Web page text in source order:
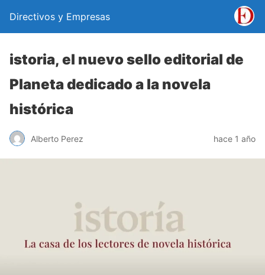
Directivos y Empresas
istoria, el nuevo sello editorial de
Planeta dedicado a la novela
histórica
Alberto Perez hace 1 año